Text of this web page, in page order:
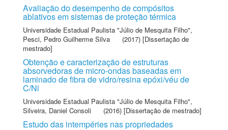
Avaliação do desempenho de compósitos
ablativos em sistemas de proteção térmica
Universidade Estadual Paulista "Júlio de Mesquita Filho",
Pesci, Pedro Guilherme Silva
(2017) [Dissertação de
mestrado]
Obtenção e caracterização de estruturas
absorvedoras de micro-ondas baseadas em
laminado de fibra de vidro/resina epóxi/véu de
C/Ni
Universidade Estadual Paulista "Júlio de Mesquita Filho",
Silveira, Daniel Consoli
(2016) [Dissertação de mestrado]
Estudo das intempéries nas propriedades